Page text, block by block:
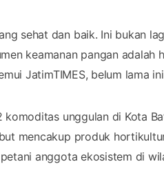
sehat dan baik. Ini bukan
keamanan pangan
JatimTIMES, belum lama
komoditas unggulan di Kota
mencakup produk
anggota ekosistem di